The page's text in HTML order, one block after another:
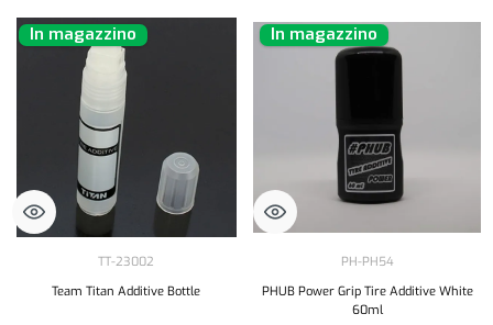
In magazzino
TT-23002
Team Titan Additive Bottle
In magazzino
PH-PH54
PHUB Power Grip Tire Additive White
60ml